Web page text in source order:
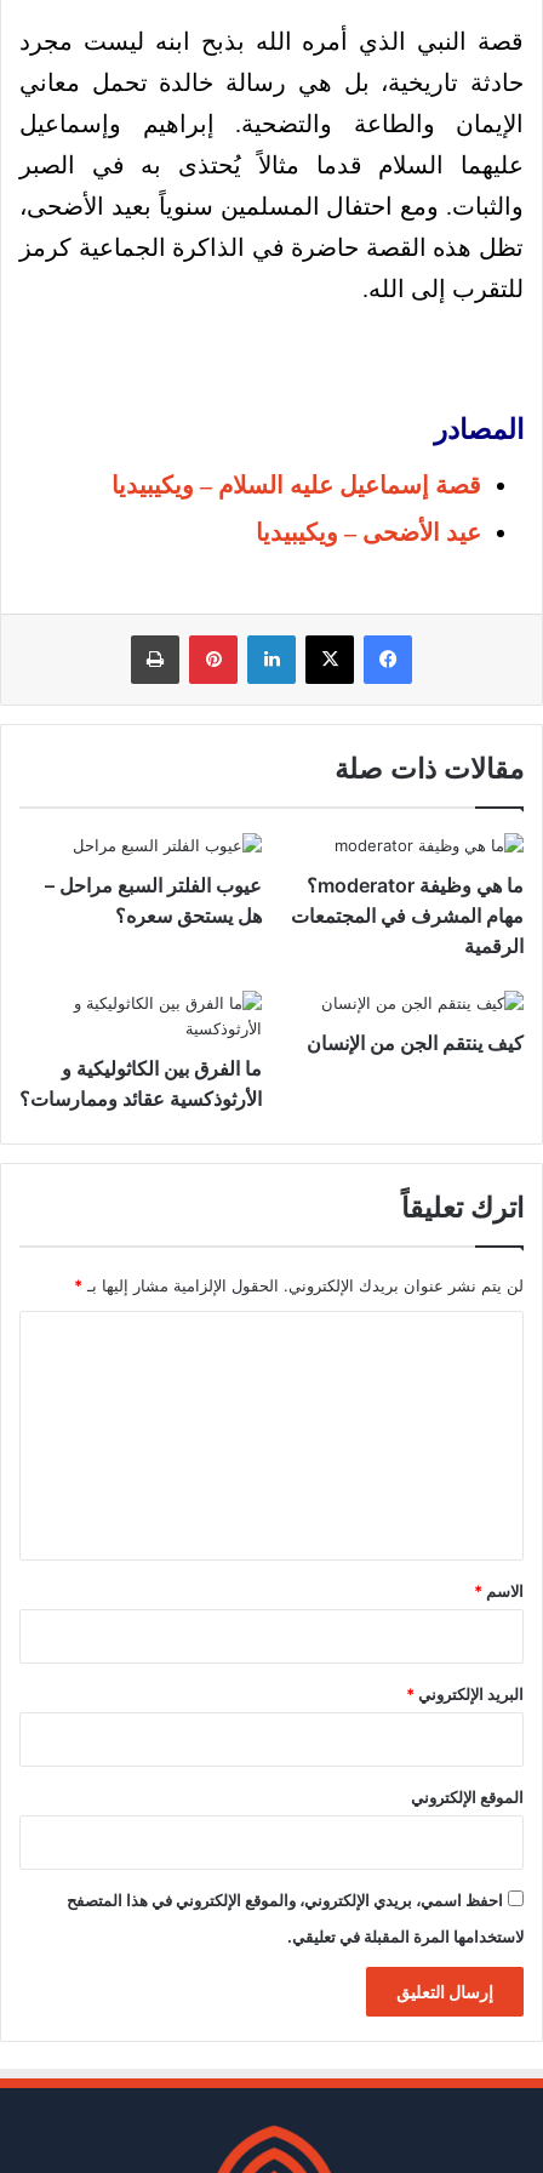
قصة النبي الذي أمره الله بذبح ابنه ليست مجرد
حادثة تاريخية، بل هي رسالة خالدة تحمل معاني
الإيمان والطاعة والتضحية. إبراهيم وإسماعيل
عليهما السلام قدما مثالاً يُحتذى به في الصبر
والثبات. ومع احتفال المسلمين سنوياً بعيد الأضحى،
تظل هذه القصة حاضرة في الذاكرة الجماعية كرمز
للتقرب إلى الله.
المصادر
قصة إسماعيل عليه السلام – ويكيبيديا
عيد الأضحى – ويكيبيديا
فيسبوك لينكدإن بينتيريست
مقالات ذات صلة
ما هي وظيفة moderator؟
مهام المشرف في المجتمعات
الرقمية
عيوب الفلتر السبع مراحل –
هل يستحق سعره؟
كيف ينتقم الجن من الإنسان
ما الفرق بين الكاثوليكية و
الأرثوذكسية عقائد وممارسات؟
اترك تعليقاً
لن يتم نشر عنوان بريدك الإلكتروني. الحقول الإلزامية مشار إليها بـ *
*
الاسم *
البريد الإلكتروني*
الموقع الإلكتروني
احفظ اسمي، بريدي الإلكتروني، والموقع الإلكتروني في هذا المتصفح
لاستخدامها المرة المقبلة في تعليقي.